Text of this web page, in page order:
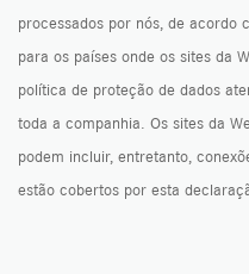
processados por nós, de acordo
para os países onde os sites da
política de proteção de dados
toda a companhia. Os sites da
podem incluir, entretanto,
estão cobertos por esta